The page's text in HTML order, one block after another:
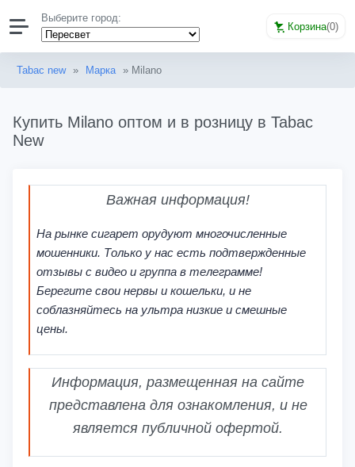
Выберите город:
Корзина(0)
Tabac new » Марка » Milano
Купить Milano оптом и в розницу в Tabac
New
Важная информация!
На рынке сигарет орудуют многочисленные
мошенники. Только у нас есть подтвержденные
отзывы с видео и группа в телеграмме!
Берегите свои нервы и кошельки, и не
соблазняйтесь на ультра низкие и смешные
цены.
Информация, размещенная на сайте
представлена для ознакомления, и не
является публичной офертой.